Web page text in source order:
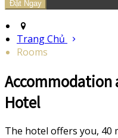
Trang Chủ
Rooms
Accommodation
Hotel
The hotel offers you, 40